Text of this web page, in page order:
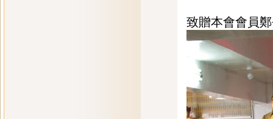
致贈本會會員